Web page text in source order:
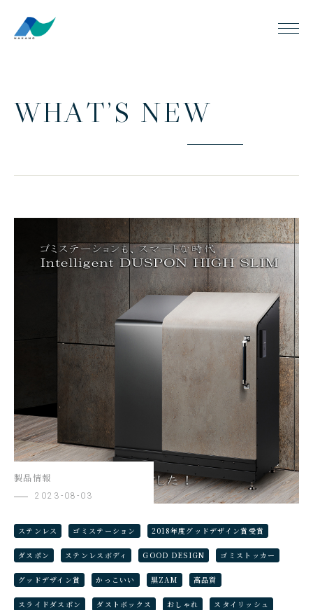
WHAT’S NEW
製品情報
2023-08-03
ステンレス ゴミステーション 2018年度グッドデザイン賞受賞
ダスポン ステンレスボディ GOOD DESIGN ゴミストッカー
グッドデザイン賞 かっこいい 黒ZAM 高品質
スライドダスポン ダストボックス おしゃれ スタイリッシュ